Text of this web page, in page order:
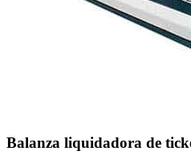
Balanza liquidadora de